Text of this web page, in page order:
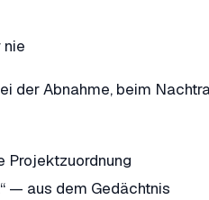
Abnahme, beim
Projektzuordnung
— aus dem Gedächtnis